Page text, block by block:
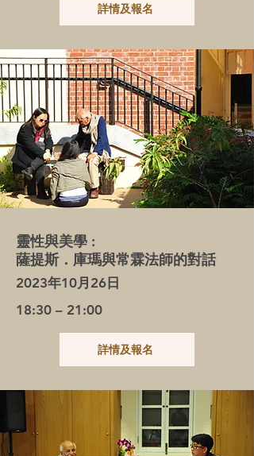
詳情及報名
靈性與美學 :
薩提斯．庫瑪與常霖法師的對話
2023年10月26日
18:30 – 21:00
詳情及報名